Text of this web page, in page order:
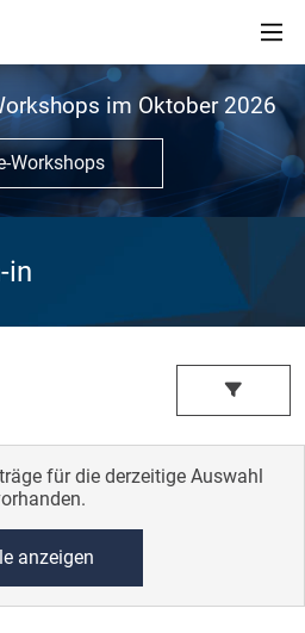
im Oktober 2026
Workshops
in
für die derzeitige Auswahl
anzeigen